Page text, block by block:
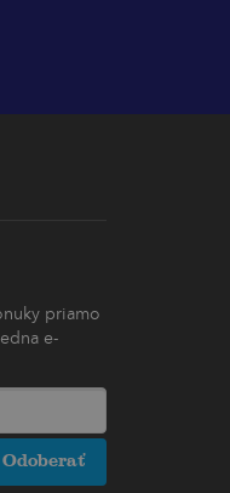
priamo
e-
Odoberať